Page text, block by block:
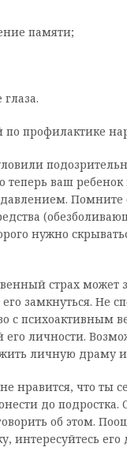
памяти;
профилактике
теперь ваш
нужно
страх может
его замкнуться.
с психоактивным
его личности.
личную драму
нравится, что ты
до подростка.
об этом.
интересуйтесь